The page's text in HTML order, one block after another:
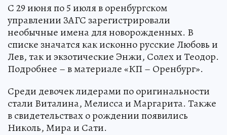
С 29 июня по 5 июля в оренбургском
управлении ЗАГС зарегистрировали
необычные имена для новорожденных. В
списке значатся как исконно русские Любовь и
Лев, так и экзотические Энжи, Солех и Теодор.
Подробнее – в материале «КП – Оренбург».
Среди девочек лидерами по оригинальности
стали Виталина, Мелисса и Маргарита. Также
в свидетельствах о рождении появились
Николь, Мира и Сати.